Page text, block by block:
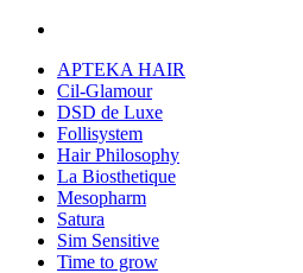
APTEKA HAIR
Cil-Glamour
DSD de Luxe
Follisystem
Hair Philosophy
La Biosthetique
Mesopharm
Satura
Sim Sensitive
Time to grow